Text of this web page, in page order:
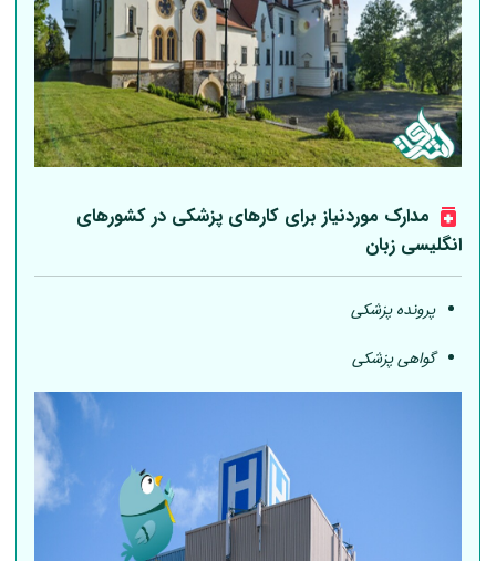
مدارک موردنیاز برای کارهای پزشکی در کشورهای
انگلیسی زبان
پرونده پزشکی
گواهی پزشکی